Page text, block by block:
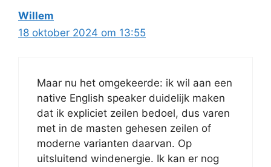
Willem
18 oktober 2024 om 13:55
Maar nu het omgekeerde: ik wil aan een
native English speaker duidelijk maken
dat ik expliciet zeilen bedoel, dus varen
met in de masten gehesen zeilen of
moderne varianten daarvan. Op
uitsluitend windenergie. Ik kan er nog